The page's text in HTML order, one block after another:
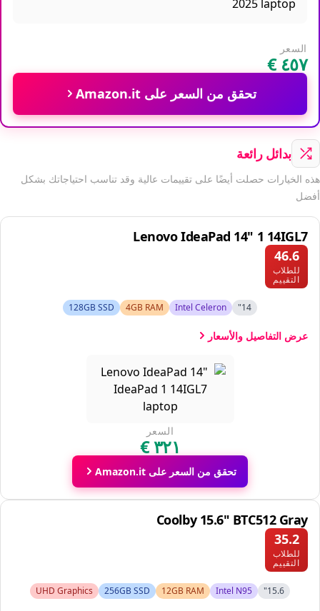
السعر
تحقق من السعر على Amazon.it
بدائل رائعة
هذه الخيارات حصلت أيضًا على تقييمات عالية وقد تناسب احتياجاتك بشكل
أفضل
Lenovo IdeaPad 14" 1 14IGL7
46.6
للطلاب
التقييم
14"
Intel Celeron
4GB RAM
128GB SSD
عرض التفاصيل والأسعار
السعر
تحقق من السعر على Amazon.it
Coolby 15.6" BTC512 Gray
35.2
للطلاب
التقييم
15.6"
Intel N95
12GB RAM
256GB SSD
UHD Graphics